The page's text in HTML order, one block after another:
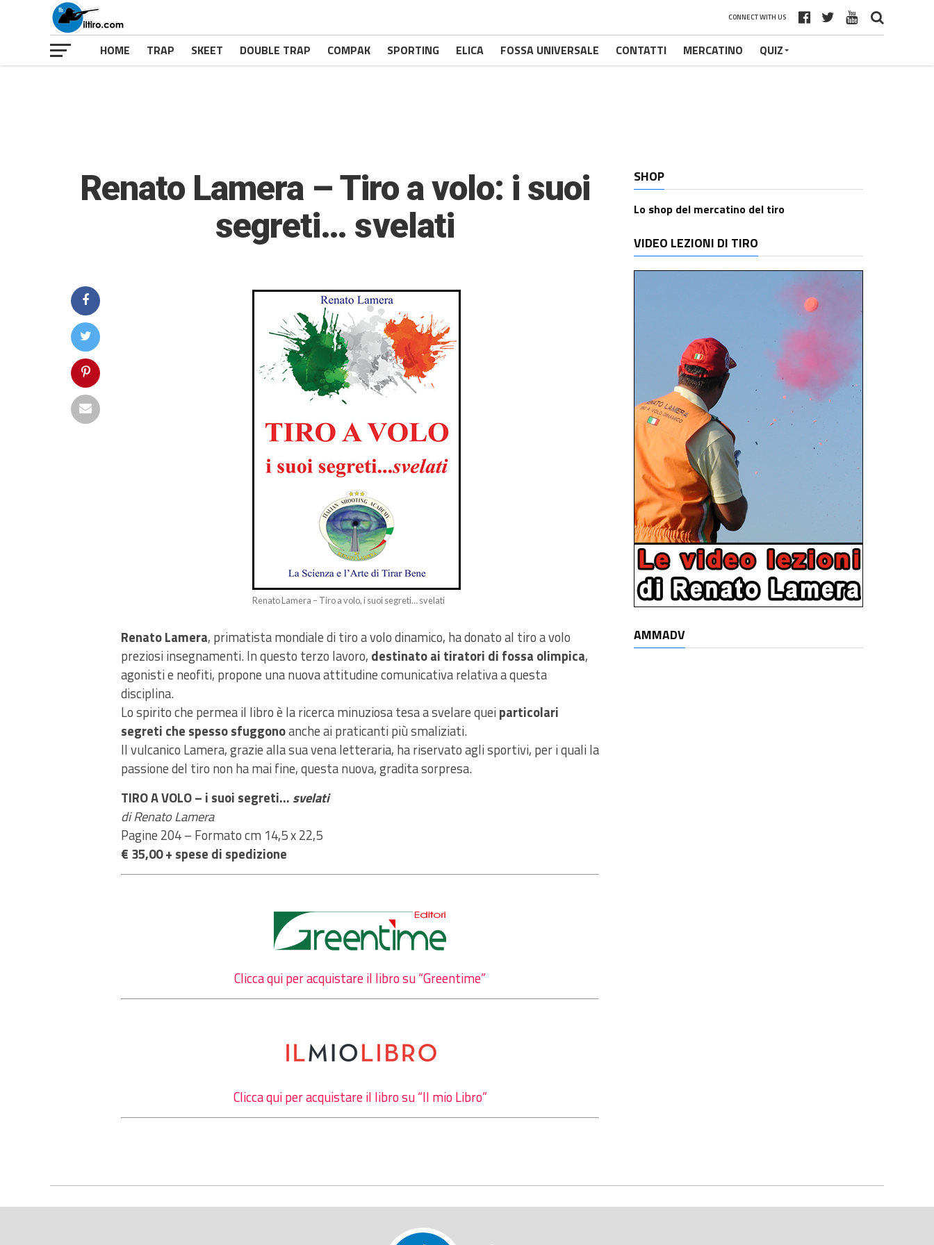
CONNECT WITH US
HOME TRAP SKEET DOUBLE TRAP COMPAK SPORTING ELICA FOSSA UNIVERSALE CONTATTI MERCATINO QUIZ
Renato Lamera – Tiro a volo: i suoi
segreti… svelati
Renato Lamera – Tiro a volo, i suoi segreti… svelati
Renato Lamera, primatista mondiale di tiro a volo dinamico, ha donato al tiro a volo
preziosi insegnamenti. In questo terzo lavoro, destinato ai tiratori di fossa olimpica,
agonisti e neofiti, propone una nuova attitudine comunicativa relativa a questa
disciplina.
Lo spirito che permea il libro è la ricerca minuziosa tesa a svelare queiparticolari
segreti che spesso sfuggonoanche ai praticanti più smaliziati.
Il vulcanico Lamera, grazie alla sua vena letteraria, ha riservato agli sportivi, per i quali la
passione del tiro non ha mai fine, questa nuova, gradita sorpresa.
TIRO A VOLO – i suoi segreti… svelati
di Renato Lamera
Pagine 204 – Formato cm 14,5 x 22,5
€ 35,00 + spese di spedizione
Clicca qui per acquistare il libro su “Greentime”
Clicca qui per acquistare il libro su “Il mio Libro”
SHOP
Lo shop del mercatino del tiro
VIDEO LEZIONI DI TIRO
AMMADV